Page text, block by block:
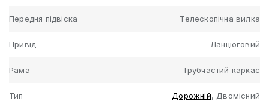
Передня підвіска Телескопічна вилка
Привід Ланцюговий
Рама Трубчастий каркас
Тип Дорожній, Двомісний